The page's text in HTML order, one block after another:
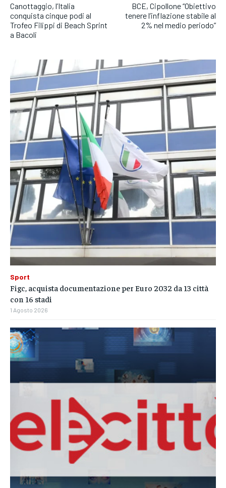
Canottaggio, l’Italia
conquista cinque podi al
Trofeo Filippi di Beach Sprint
a Bacoli
BCE, Cipollone “Obiettivo
tenere l’inflazione stabile al
2% nel medio periodo”
Sport
Figc, acquista documentazione per Euro 2032 da 13 città
con 16 stadi
1 Agosto 2026